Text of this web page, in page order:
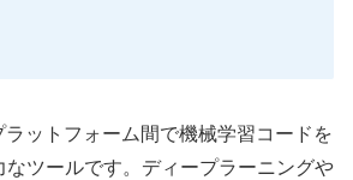
ットフォーム間で機械学習コードを
なツールです。ディープラーニングや